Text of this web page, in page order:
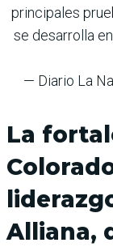
principales
se desarrolla
— Diario La
La
Alliana,